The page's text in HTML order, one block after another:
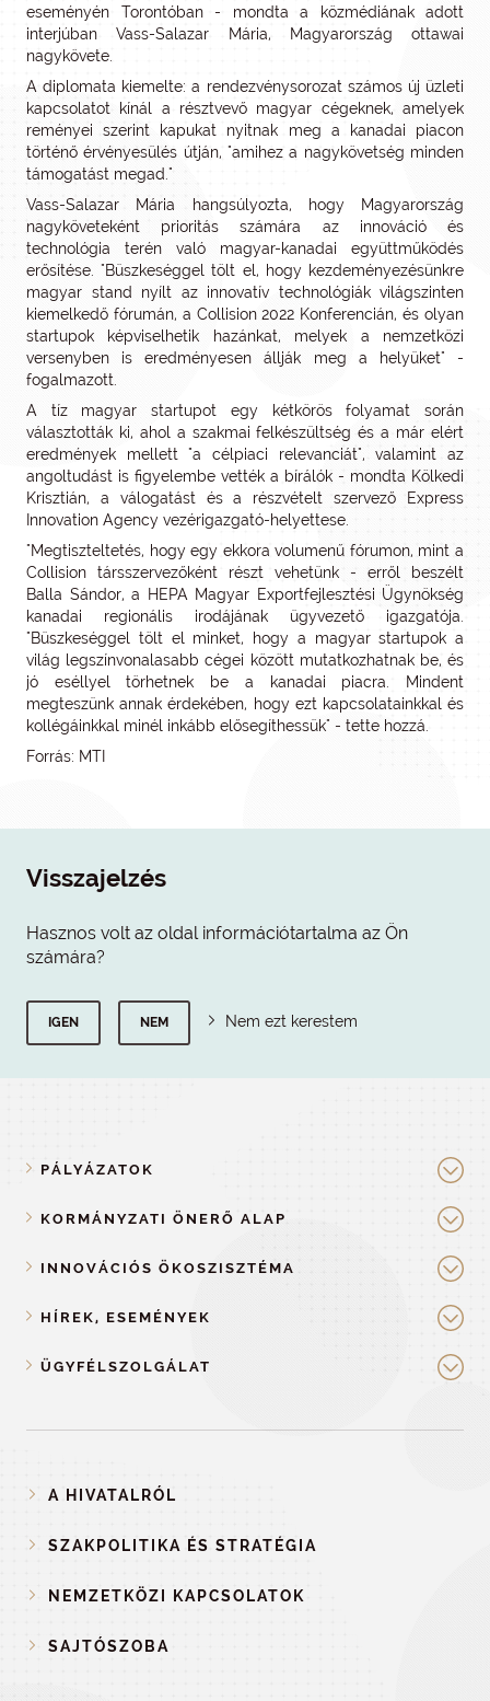
eseményén Torontóban - mondta a közmédiának adott
interjúban Vass-Salazar Mária, Magyarország ottawai
nagykövete.
A diplomata kiemelte: a rendezvénysorozat számos új üzleti
kapcsolatot kínál a résztvevő magyar cégeknek, amelyek
reményei szerint kapukat nyitnak meg a kanadai piacon
történő érvényesülés útján, "amihez a nagykövetség minden
támogatást megad."
Vass-Salazar Mária hangsúlyozta, hogy Magyarország
nagyköveteként prioritás számára az innováció és
technológia terén való magyar-kanadai együttműködés
erősítése. "Büszkeséggel tölt el, hogy kezdeményezésünkre
magyar stand nyílt az innovatív technológiák világszinten
kiemelkedő fórumán, a Collision 2022 Konferencián, és olyan
startupok képviselhetik hazánkat, melyek a nemzetközi
versenyben is eredményesen állják meg a helyüket" -
fogalmazott.
A tíz magyar startupot egy kétkörös folyamat során
választották ki, ahol a szakmai felkészültség és a már elért
eredmények mellett "a célpiaci relevanciát", valamint az
angoltudást is figyelembe vették a bírálók - mondta Kölkedi
Krisztián, a válogatást és a részvételt szervező Express
Innovation Agency vezérigazgató-helyettese.
"Megtiszteltetés, hogy egy ekkora volumenű fórumon, mint a
Collision társszervezőként részt vehetünk - erről beszélt
Balla Sándor, a HEPA Magyar Exportfejlesztési Ügynökség
kanadai regionális irodájának ügyvezető igazgatója.
"Büszkeséggel tölt el minket, hogy a magyar startupok a
világ legszínvonalasabb cégei között mutatkozhatnak be, és
jó eséllyel törhetnek be a kanadai piacra. Mindent
megteszünk annak érdekében, hogy ezt kapcsolatainkkal és
kollégáinkkal minél inkább elősegíthessük" - tette hozzá.
Forrás: MTI
Visszajelzés
Hasznos volt az oldal információtartalma az Ön
számára?
IGEN NEM Nem ezt kerestem
PÁLYÁZATOK
KORMÁNYZATI ÖNERŐ ALAP
INNOVÁCIÓS ÖKOSZISZTÉMA
HÍREK, ESEMÉNYEK
ÜGYFÉLSZOLGÁLAT
A HIVATALRÓL
SZAKPOLITIKA ÉS STRATÉGIA
NEMZETKÖZI KAPCSOLATOK
SAJTÓSZOBA